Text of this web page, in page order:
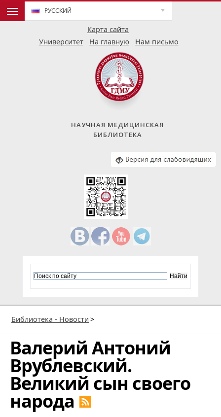
Карта сайта
РУССКИЙ
Университет На главную Нам письмо
НАУЧНАЯ МЕДИЦИНСКАЯ
БИБЛИОТЕКА
Библиотека - Новости >
Валерий Антоний
Врублевский.
Великий сын своего
народа